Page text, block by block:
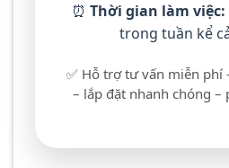
⏰ Thời gian làm việc:
trong tuần kể
✅ Hỗ trợ tư vấn miễn phí
– lắp đặt nhanh chóng –